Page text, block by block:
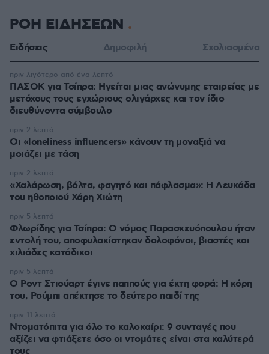
ΡΟΗ ΕΙΔΗΣΕΩΝ
Ειδήσεις Δημοφιλή Σχολιασμένα
ΠΑΣΟΚ για Τσίπρα: Ηγείται μιας ανώνυμης εταιρείας με
μετόχους τους εγχώριους ολιγάρχες και τον ίδιο
διευθύνοντα σύμβουλο
πριν λιγότερο από ένα λεπτό
Οι «loneliness influencers» κάνουν τη μοναξιά να
μοιάζει με τάση
πριν 2 λεπτά
«Χαλάρωση, βόλτα, φαγητό και πάφλασμα»: Η Λευκάδα
του ηθοποιού Χάρη Χιώτη
πριν 2 λεπτά
Φλωρίδης για Τσίπρα: Ο νόμος Παρασκευόπουλου ήταν
εντολή του, αποφυλακίστηκαν δολοφόνοι, βιαστές και
χιλιάδες κατάδικοι
πριν 5 λεπτά
Ο Ροντ Στιούαρτ έγινε παππούς για έκτη φορά: Η κόρη
του, Ρούμπι απέκτησε το δεύτερο παιδί της
πριν 5 λεπτά
Ντοματόπιτα για όλο το καλοκαίρι: 9 συνταγές που
αξίζει να φτιάξετε όσο οι ντομάτες είναι στα καλύτερά
τους
πριν 11 λεπτά